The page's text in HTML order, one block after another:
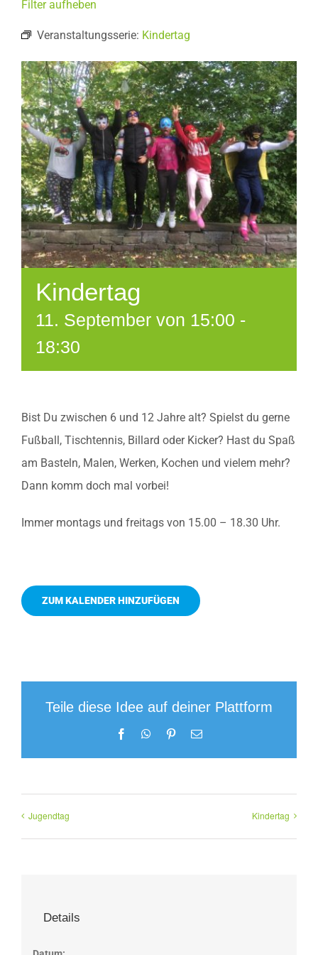
Filter aufheben
Veranstaltungsserie: Kindertag
Kindertag
11. September von 15:00 -
18:30
Bist Du zwischen 6 und 12 Jahre alt? Spielst du gerne
Fußball, Tischtennis, Billard oder Kicker? Hast du Spaß
am Basteln, Malen, Werken, Kochen und vielem mehr?
Dann komm doch mal vorbei!
Immer montags und freitags von 15.00 – 18.30 Uhr.
ZUM KALENDER HINZUFÜGEN
Teile diese Idee auf deiner Plattform
FacebookWhatsApp
Pinterest
E-
Jugendtag Kindertag
Details